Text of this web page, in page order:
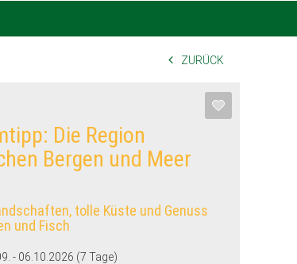
ZURÜCK
Die Region
Bergen und Meer
tolle Küste und Genuss
und Fisch
- 06.10.2026 (7 Tage)